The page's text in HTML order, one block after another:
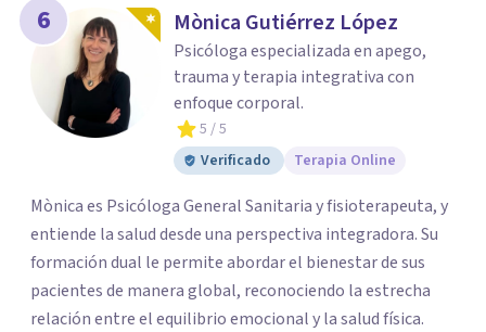
6 Mònica Gutiérrez López
Psicóloga especializada en apego,
trauma y terapia integrativa con
enfoque corporal.
5 / 5
Verificado
Terapia Online
Mònica es Psicóloga General Sanitaria y fisioterapeuta, y
entiende la salud desde una perspectiva integradora. Su
formación dual le permite abordar el bienestar de sus
pacientes de manera global, reconociendo la estrecha
relación entre el equilibrio emocional y la salud física.